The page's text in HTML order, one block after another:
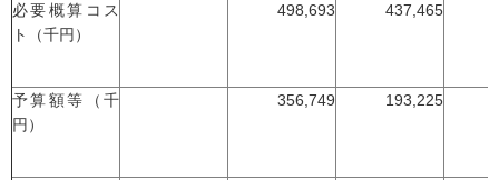
必要概算コス
ト（千円）
498,693 437,465
予算額等（千
円）
356,749 193,225